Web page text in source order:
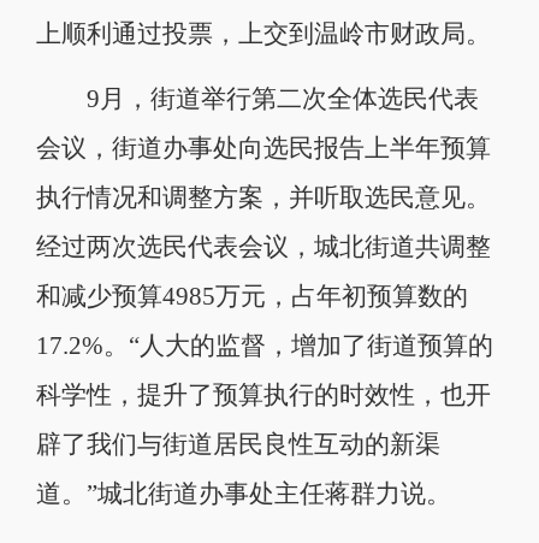
上顺利通过投票，上交到温岭市财政局。
9月，街道举行第二次全体选民代表
会议，街道办事处向选民报告上半年预算
执行情况和调整方案，并听取选民意见。
经过两次选民代表会议，城北街道共调整
和减少预算4985万元，占年初预算数的
17.2%。“人大的监督，增加了街道预算的
科学性，提升了预算执行的时效性，也开
辟了我们与街道居民良性互动的新渠
道。”城北街道办事处主任蒋群力说。